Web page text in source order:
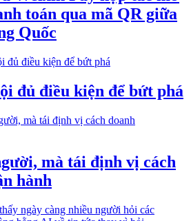
toán qua mã QR giữa
Quốc
đủ điều kiện để bứt phá
mà tái định vị cách
hành